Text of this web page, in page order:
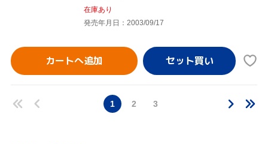
在庫あり
発売年月日：2003/09/17
カートへ追加
1 2 3